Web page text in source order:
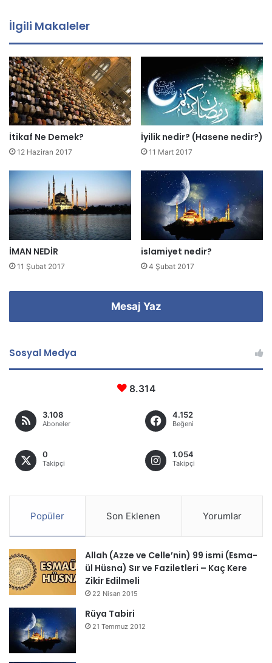
a
d
r
e
s
i
n
i
z
g
i
i
n
İlgili Makaleler
İtikaf Ne Demek?
12 Haziran 2017
İyilik nedir? (Hasene nedir?)
11 Mart 2017
İMAN NEDİR
11 Şubat 2017
islamiyet nedir?
4 Şubat 2017
Mesaj Yaz
Sosyal Medya
8.314
3.108
Aboneler
4.152
Beğeni
0
Takipçi
1.054
Takipçi
Popüler Son Eklenen Yorumlar
Allah (Azze ve Celle’nin) 99 ismi (Esma-
ül Hüsna) Sır ve Faziletleri – Kaç Kere
Zikir Edilmeli
22 Nisan 2015
Rüya Tabiri
21 Temmuz 2012